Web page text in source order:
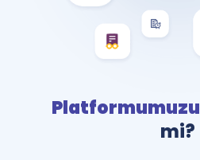
Platformumuzu
mi?